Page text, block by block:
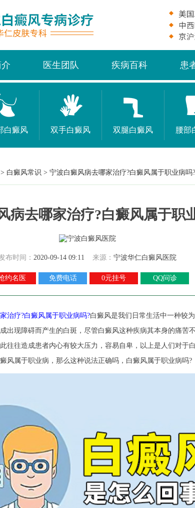
医生团队 疾病百科 患
白癜风 双手白癜风 双腿白癜风 腰部
> 白癜风常识 > 宁波白癜风病去哪家治疗?白癜风属于职业病吗?
病去哪家治疗?白癜风属于职
布时间： 2020-09-14 09:11 来源： 宁波华仁白癜风医院
约名医 免费电话 0元挂号 QQ问诊
治疗?白癜风属于职业病吗?白癜风是我们日常生活中一种较
出现障碍而产生的白斑，尽管白癜风这种疾病其本身的痛苦
往往造成患者内心有较大压力，容易自卑，以上是人们对于
风属于职业病，那么这种说法正确吗，白癜风属于职业病吗?